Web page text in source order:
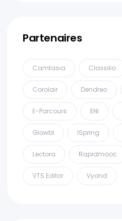
Partenaires
Camtasia Classilio
Corolair Dendreo
E-Parcours ENI
Glowbl ISpring
Lectora Rapidmooc
VTS Editor Vyond